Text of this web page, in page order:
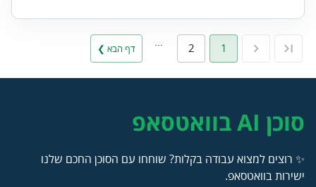
1
2 דף הבא ❯
סוכן AI בוואטסאפ
✨ רוצים למצוא עבודה בקלות? שוחחו עם הסוכן החכם שלנו
ישירות בוואטסאפ.